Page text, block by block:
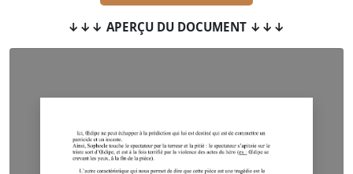
↓↓↓ APERÇU DU DOCUMENT ↓↓↓